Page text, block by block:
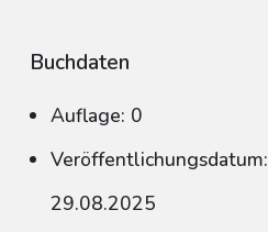
Buchdaten
Auflage: 0
Veröffentlichungsdatum:
29.08.2025